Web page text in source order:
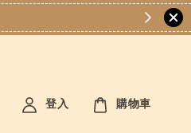
登入 購物車